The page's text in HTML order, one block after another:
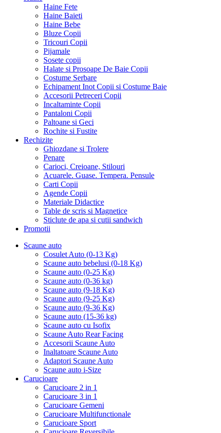
Haine Fete
Haine Baieti
Haine Bebe
Bluze Copii
Tricouri Copii
Pijamale
Sosete copii
Halate si Prosoape De Baie Copii
Costume Serbare
Echipament Inot Copii si Costume Baie
Accesorii Petreceri Copii
Incaltaminte Copii
Pantaloni Copii
Paltoane si Geci
Rochite si Fustite
Rechizite
Ghiozdane si Trolere
Penare
Carioci, Creioane, Stilouri
Acuarele. Guase. Tempera. Pensule
Carti Copii
Agende Copii
Materiale Didactice
Table de scris si Magnetice
Sticlute de apa si cutii sandwich
Promotii
Scaune auto
Cosulet Auto (0-13 Kg)
Scaune auto bebelusi (0-18 Kg)
Scaune auto (0-25 Kg)
Scaune auto (0-36 kg)
Scaune auto (9-18 Kg)
Scaune auto (9-25 Kg)
Scaune auto (9-36 Kg)
Scaune auto (15-36 kg)
Scaune auto cu Isofix
Scaune Auto Rear Facing
Accesorii Scaune Auto
Inaltatoare Scaune Auto
Adaptori Scaune Auto
Scaune auto i-Size
Carucioare
Carucioare 2 in 1
Carucioare 3 in 1
Carucioare Gemeni
Carucioare Multifunctionale
Carucioare Sport